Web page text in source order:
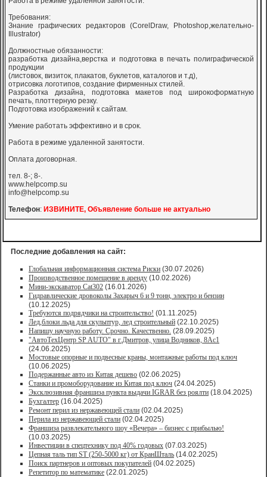
Требования:
Знание графических редакторов (CorelDraw, Photoshop,желательно-
Illustrator)
Должностные обязанности:
разработка дизайна,верстка и подготовка в печать полиграфической
продукции
(листовок, визиток, плакатов, буклетов, каталогов и т.д),
отрисовка логотипов, создание фирменных стилей.
Разработка дизайна, подготовка макетов под широкоформатную
печать, плоттерную резку.
Подготовка изображений к сайтам.
Умение работать эффективно и в срок.
Работа в режиме удаленной занятости.
Оплата договорная.
тел. 8-; 8-.
www.helpcomp.su
info@helpcomp.su
Телефон: ИЗВИНИТЕ, Объявление больше не актуально
Последние добавления на сайт:
Глобальная информационная система Риски (30.07.2026)
Производственное помещение в аренду (10.02.2026)
Мини-экскаватор Cat302 (16.01.2026)
Гидравлические дровоколы Захарыч 6 и 9 тонн, электро и бензин
(10.12.2025)
Требуются подрядчики на строительство! (01.11.2025)
Лед,блоки льда для скульптур, лед строительный (22.10.2025)
Напишу научную работу. Срочно. Качественно. (28.09.2025)
"АвтоТехЦентр SP AUTO" в г.Дмитров, улица Водников, 8Ас1
(24.06.2025)
Мостовые опорные и подвесные краны, монтажные работы под ключ
(10.06.2025)
Подержанные авто из Китая дешево (02.06.2025)
Станки и промоборудование из Китая под ключ (24.04.2025)
Эксклюзивная франшиза пункта выдачи IGRAR без роялти (18.04.2025)
Бухгалтер (16.04.2025)
Ремонт перил из нержавеющей стали (02.04.2025)
Перила из нержавеющей стали (02.04.2025)
Франшиза развлекательного шоу «Вечера» – бизнес с прибылью!
(10.03.2025)
Инвестиции в спецтехнику под 40% годовых (07.03.2025)
Цепная таль тип ST (250-5000 кг) от КранШталь (14.02.2025)
Поиск партнеров и оптовых покупателей (04.02.2025)
Репетитор по математике (22.01.2025)